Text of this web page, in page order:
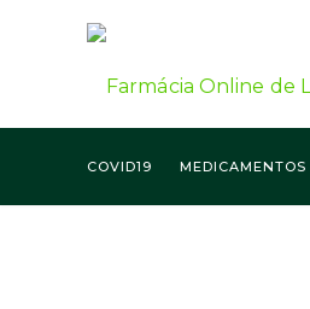
COVID19 MEDICAMENTOS